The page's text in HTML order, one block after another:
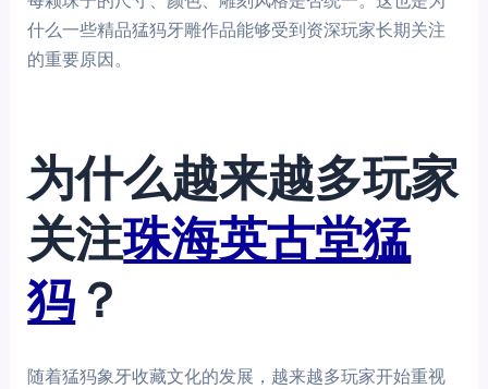
什么一些精品猛犸牙雕作品能够受到资深玩家长期关注
的重要原因。
为什么越来越多玩家
关注珠海英古堂猛
犸？
随着猛犸象牙收藏文化的发展，越来越多玩家开始重视